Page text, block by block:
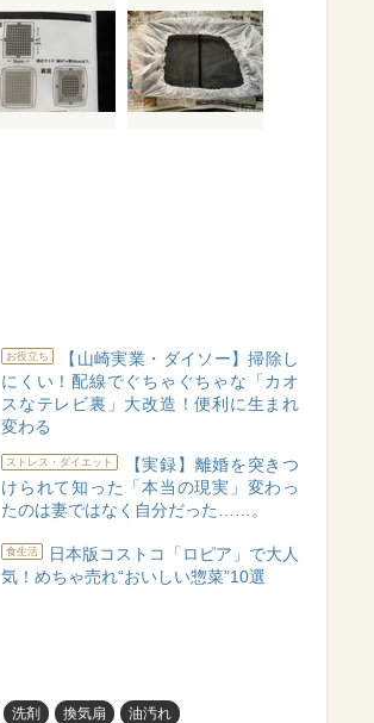
お役立ち
【山崎実業・ダイソー】掃除し
にくい！配線でぐちゃぐちゃな「カオ
スなテレビ裏」大改造！便利に生まれ
変わる
ストレス・ダイエット
【実録】離婚を突きつ
けられて知った「本当の現実」変わっ
たのは妻ではなく自分だった……。
食生活
日本版コストコ「ロピア」で大人
気！めちゃ売れ“おいしい惣菜”10選
洗剤 換気扇 油汚れ